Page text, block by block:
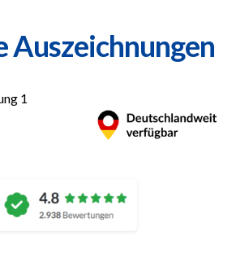
Auszeichnungen